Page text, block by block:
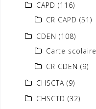
CAPD (116)
CR CAPD (51)
CDEN (108)
Carte scolaire
CR CDEN (9)
CHSCTA (9)
CHSCTD (32)